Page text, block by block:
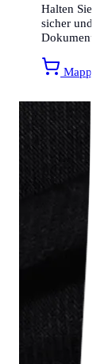
Halten Sie
sicher und
Mappen